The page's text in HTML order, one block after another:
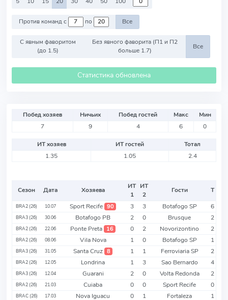
Против команд с по Все
С явным фаворитом
(до 1.5)
Без явного фаворита (П1 и П2
больше 1.7)
Все
Статистика обновлена
Побед хозяев Ничьих Побед гостей Макс
Мин
7
9 4 6 0
ИТ хозяев ИТ гостей
Тотал
1.35
1.05 2.4
Сезон Дата Хозяева
ИТ
1
ИТ
2
Гости Т
BRA2 (26) 10.07 Sport Recife 90 3 3 Botafogo SP 6
BRA3 (26) 30.06 Botafogo PB 2 0 Brusque 2
BRA2 (26) 22.06 Ponte Preta 16 0 2 Novorizontino 2
BRA2 (26) 08.06 Vila Nova 1 0 Botafogo SP 1
BRA3 (26) 31.05 Santa Cruz 8 1 1 Ferroviaria SP 2
BRA2 (26) 12.05 Londrina 1 3 Sao Bernardo 4
BRA3 (26) 12.04 Guarani 2 0 Volta Redonda 2
BRA2 (26) 21.03 Cuiaba 0 0 Sport Recife 0
BRAC (26) 17.03 Nova Iguacu 0 1 Fortaleza 1